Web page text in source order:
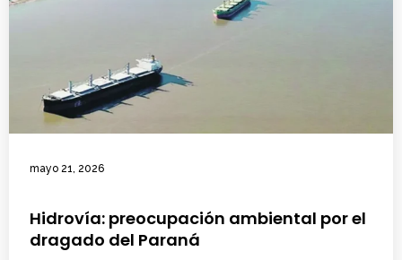
mayo 21, 2026
Hidrovía: preocupación ambiental por el
dragado del Paraná